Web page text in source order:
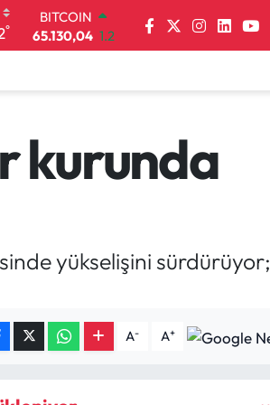
°
DOLAR
47,7106 0.17
EURO
6618.49 2.12
BİST100
kurunda
yükselişini sürdürüyor;
A- A+